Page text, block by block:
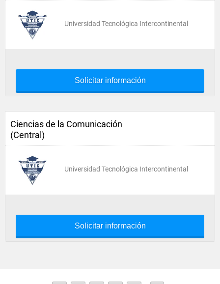
Universidad Tecnológica Intercontinental
Solicitar información
Ciencias de la Comunicación
(Central)
Universidad Tecnológica Intercontinental
Solicitar información